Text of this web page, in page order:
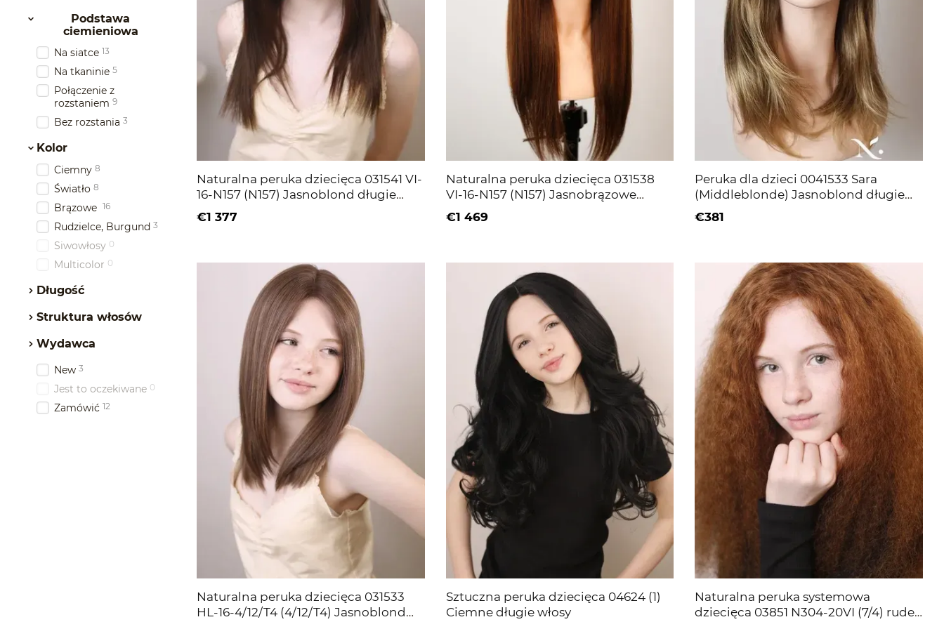
Naturalna peruka dziecięca 031541 VI-
16-N157 (N157) Jasnoblond długie
włosy
€1 377
Naturalna peruka dziecięca 031538
VI-16-N157 (N157) Jasnobrązowe
długie włosy
€1 469
Peruka dla dzieci 0041533 Sara
(Middleblonde) Jasnoblond długie
włosy
€381
Naturalna peruka dziecięca 031533
HL-16-4/12/T4 (4/12/T4) Jasnoblond
Sztuczna peruka dziecięca 04624 (1)
Ciemne długie włosy
Naturalna peruka systemowa
dziecięca 03851 N304-20VI (7/4) rude
Podstawa
ciemieniowa
Na siatce 13
Na tkaninie 5
Połączenie z
rozstaniem 9
Bez rozstania 3
Kolor
Ciemny 8
Światło 8
Brązowe 16
Rudzielce, Burgund 3
Siwowłosy 0
Multicolor 0
Długość
Struktura włosów
Wydawca
New 3
Jest to oczekiwane 0
Zamówić 12